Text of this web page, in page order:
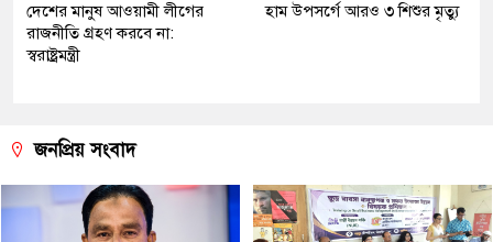
দেশের মানুষ আওয়ামী লীগের
রাজনীতি গ্রহণ করবে না:
স্বরাষ্ট্রমন্ত্রী
হাম উপসর্গে আরও ৩ শিশুর মৃত্যু
জনপ্রিয় সংবাদ